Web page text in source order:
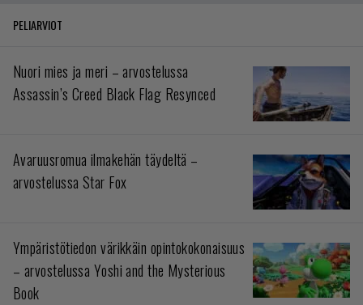
PELIARVIOT
Nuori mies ja meri – arvostelussa
Assassin’s Creed Black Flag Resynced
Avaruusromua ilmakehän täydeltä –
arvostelussa Star Fox
Ympäristötiedon värikkäin opintokokonaisuus
– arvostelussa Yoshi and the Mysterious
Book